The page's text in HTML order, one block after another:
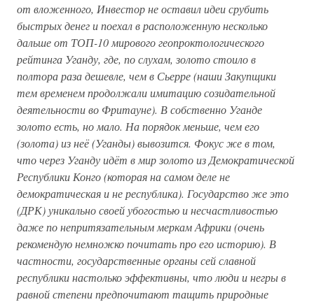
от вложенного, Инвестор не оставил идеи срубить
быстрых денег и поехал в расположенную несколько
дальше от ТОП-10 мирового геопроктологического
рейтинга Уганду, где, по слухам, золото стоило в
полтора раза дешевле, чем в Сьерре (наши Закупщики
тем временем продолжали имитацию созидательной
деятельности во Фритауне). В собственно Уганде
золото есть, но мало. На порядок меньше, чем его
(золота) из неё (Уганды) вывозится. Фокус же в том,
что через Уганду идёт в мир золото из Демократической
Республики Конго (которая на самом деле не
демократическая и не республика). Государство же это
(ДРК) уникально своей убогостью и несчастливостью
даже по непритязательным меркам Африки (очень
рекомендую немножко почитать про его историю). В
частности, государственные органы сей славной
республики настолько эффективны, что люди и негры в
равной степени предпочитают тащить природные